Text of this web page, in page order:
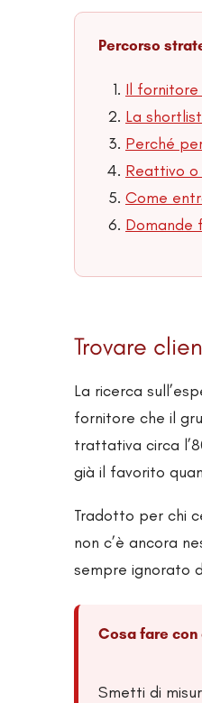
Percorso
Il fornitore
La
Perché
Reattivo
Come
Domande
Trovare
La ricerca
fornitore che il
trattativa circa
già il favorito
Tradotto per chi
non c’è ancora
sempre ignorato
Cosa fare
Smetti di